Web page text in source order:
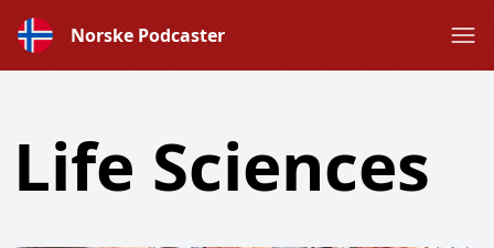
Norske Podcaster
Life Sciences